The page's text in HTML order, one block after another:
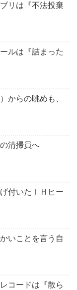
リは『不法投棄
ルは『詰まった
からの眺めも、
清掃員へ
付いたＩＨヒー
いことを言う自
コードは『散ら